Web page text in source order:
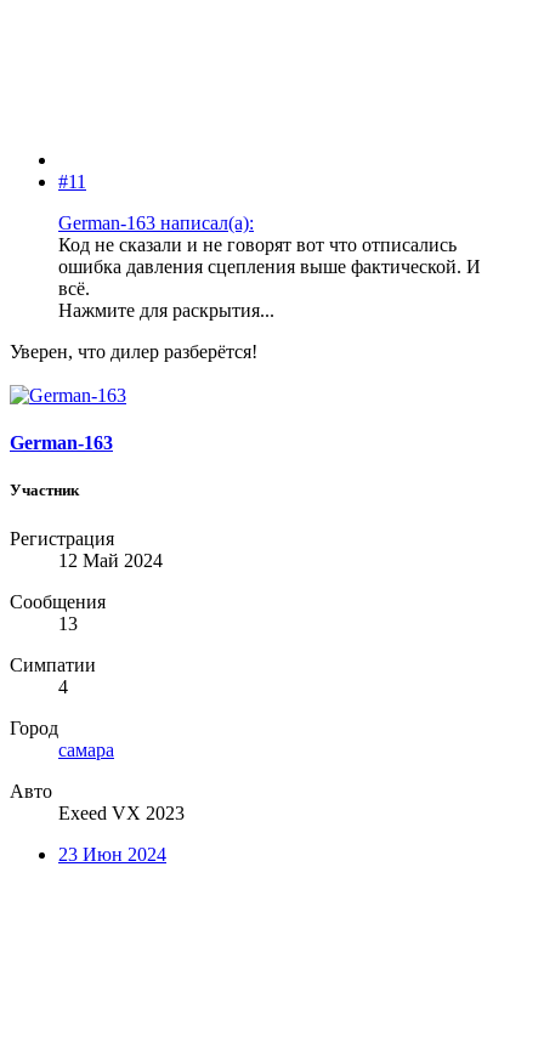
#11
German-163 написал(а):
Код не сказали и не говорят вот что отписались
ошибка давления сцепления выше фактической. И
всё.
Нажмите для раскрытия...
Уверен, что дилер разберётся!
German-163
Участник
Регистрация
12 Май 2024
Сообщения
13
Симпатии
4
Город
самара
Авто
Exeed VX 2023
23 Июн 2024